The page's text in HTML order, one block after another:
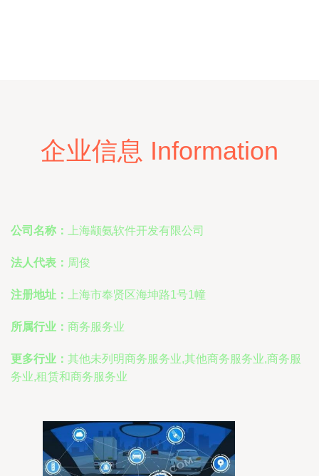
企业信息 Information
公司名称： 上海颛氨软件开发有限公司
法人代表： 周俊
注册地址： 上海市奉贤区海坤路1号1幢
所属行业： 商务服务业
更多行业： 其他未列明商务服务业,其他商务服务业,商务服
务业,租赁和商务服务业